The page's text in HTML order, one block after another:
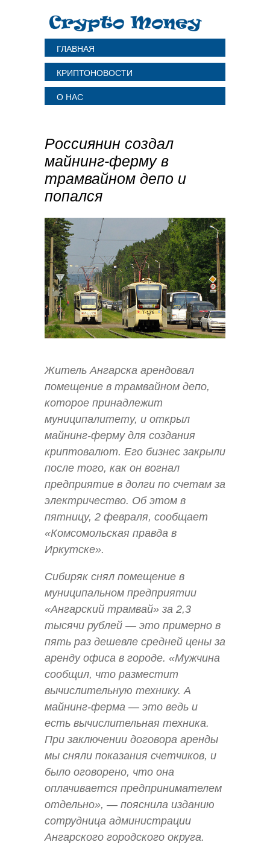
ГЛАВНАЯ
КРИПТОНОВОСТИ
О НАС
Россиянин создал
майнинг-ферму в
трамвайном депо и
попался
Житель Ангарска арендовал
помещение в трамвайном депо,
которое принадлежит
муниципалитету, и открыл
майнинг-ферму для создания
криптовалют. Его бизнес закрыли
после того, как он вогнал
предприятие в долги по счетам за
электричество. Об этом в
пятницу, 2 февраля, сообщает
«Комсомольская правда в
Иркутске».
Сибиряк снял помещение в
муниципальном предприятии
«Ангарский трамвай» за 2,3
тысячи рублей — это примерно в
пять раз дешевле средней цены за
аренду офиса в городе. «Мужчина
сообщил, что разместит
вычислительную технику. А
майнинг-ферма — это ведь и
есть вычислительная техника.
При заключении договора аренды
мы сняли показания счетчиков, и
было оговорено, что она
оплачивается предпринимателем
отдельно», — пояснила изданию
сотрудница администрации
Ангарского городского округа.